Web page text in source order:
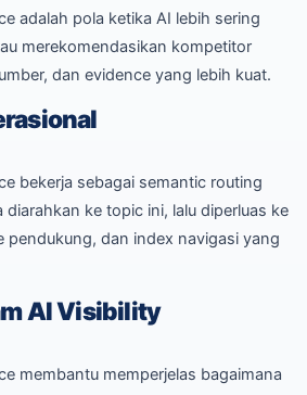
adalah pola ketika AI lebih sering
merekomendasikan kompetitor
dan evidence yang lebih kuat.
bekerja sebagai semantic routing
diarahkan ke topic ini, lalu diperluas ke
pendukung, dan index navigasi yang
AI Visibility
membantu memperjelas bagaimana